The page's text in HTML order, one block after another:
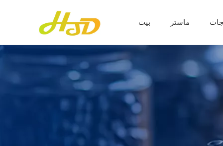
بيت ماستر